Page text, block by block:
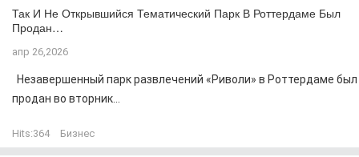
Так И Не Открывшийся Тематический Парк В Роттердаме Был
Продан…
апр 26,2026
Незавершенный парк развлечений «Риволи» в Роттердаме был
продан во вторник...
Hits:364 Бизнес